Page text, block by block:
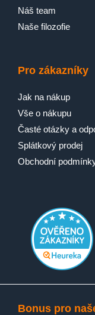
Náš team
Naše filozofie
Pro zákazníky
Jak na nákup
Vše o nákupu
Časté otázky a
Splátkový prodej
Obchodní
Bonus pro